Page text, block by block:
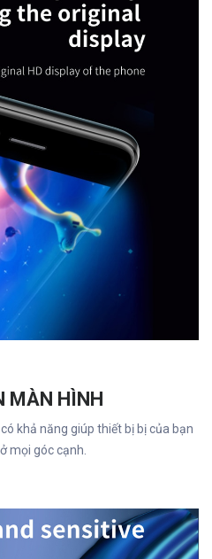
MÀN HÌNH
khả năng giúp thiết bị bị của bạn
mọi góc cạnh.